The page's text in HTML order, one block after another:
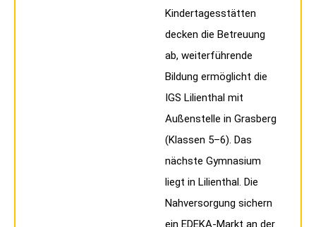
Kindertagesstätten
decken die Betreuung
ab, weiterführende
Bildung ermöglicht die
IGS Lilienthal mit
Außenstelle in Grasberg
(Klassen 5–6). Das
nächste Gymnasium
liegt in Lilienthal. Die
Nahversorgung sichern
ein EDEKA-Markt an der